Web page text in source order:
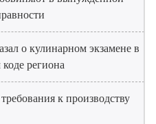
о кулинарном экзамене в
региона
к производству